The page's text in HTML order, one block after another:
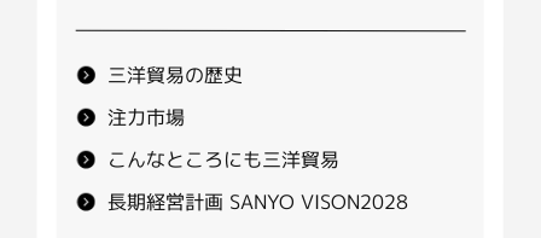
三洋貿易の歴史
注力市場
こんなところにも三洋貿易
長期経営計画 SANYO VISON2028